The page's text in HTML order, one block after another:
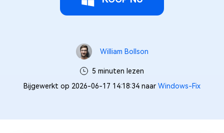
William Bollson
5 minuten lezen
Bijgewerkt op 2026-06-17 14:18:34 naar Windows-Fix